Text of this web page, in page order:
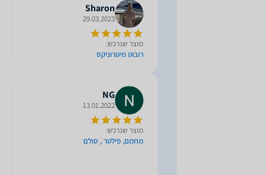
Sharon
29.03.2023
מוצר שנרכש:
רובוט מיטרוניקס
NG
13.01.2022
מוצר שנרכש:
מחמם, פילטר , סולם